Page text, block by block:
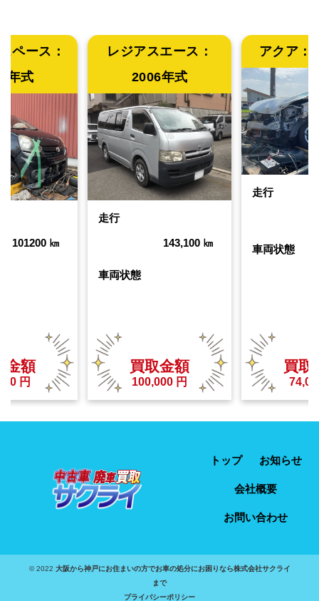
ペース：
年式
101200 ㎞
金額
円
レジアスエース：
2006年式
走行
143,100 ㎞
車両状態
買取金額
100,000 円
アクア：
走行
車両状態
買取
トップ お知らせ
会社概要
お問い合わせ
© 2022 大阪から神戸にお住まいの方でお車の処分にお困りなら株式会社サクライ
まで
プライバシーポリシー